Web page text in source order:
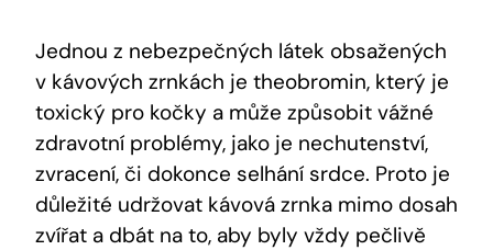
Jednou z nebezpečných látek obsažených
v kávových zrnkách je theobromin, který je
toxický pro kočky a může způsobit vážné
zdravotní problémy, jako je nechutenství,
zvracení, či dokonce selhání srdce. Proto je
důležité udržovat kávová zrnka mimo dosah
zvířat a dbát na to, aby byly vždy pečlivě